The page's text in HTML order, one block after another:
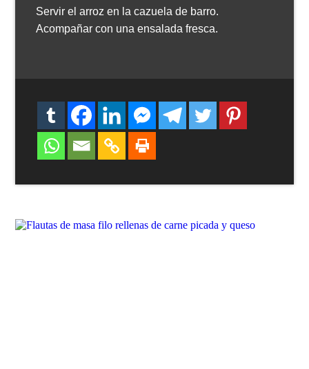
Servir el arroz en la cazuela de barro.
Acompañar con una ensalada fresca.